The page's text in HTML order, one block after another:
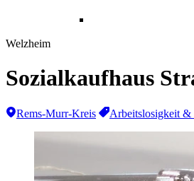
Welzheim
Sozialkaufhaus
Rems-Murr-Kreis Arbeitslosigkeit